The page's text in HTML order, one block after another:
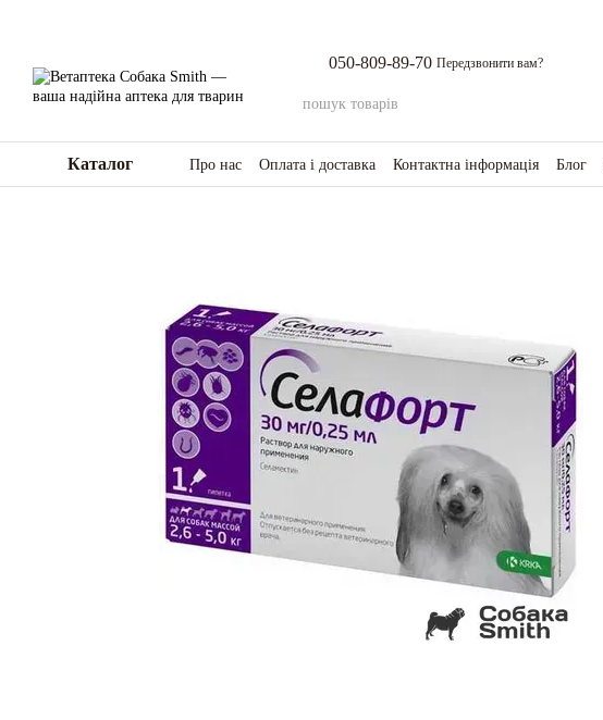
050-809-89-70 Передзвонити вам?
Каталог Про нас Оплата і доставка Контактна інформація Блог
Повернення товару та коштів
Відгуки про магазин